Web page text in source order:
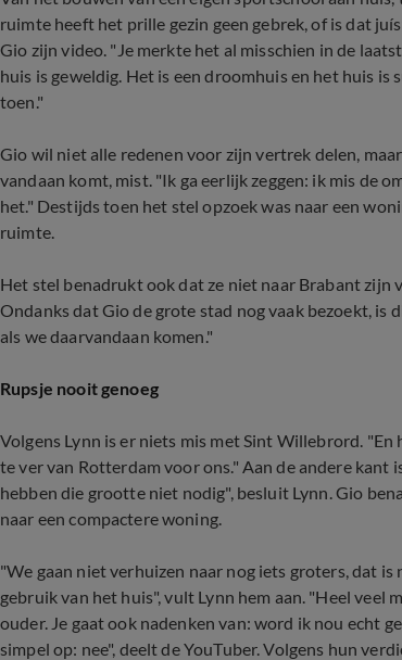
ruimte heeft het prille gezin geen gebrek, of is dat
Gio zijn video. "Je merkte het al misschien in de
huis is geweldig. Het is een droomhuis en het huis
toen."
Gio wil niet alle redenen voor zijn vertrek delen,
vandaan komt, mist. "Ik ga eerlijk zeggen: ik mis de
het." Destijds toen het stel opzoek was naar een
ruimte.
Het stel benadrukt ook dat ze niet naar Brabant
Ondanks dat Gio de grote stad nog vaak bezoekt, is
als we daarvandaan komen."
Rupsje nooit genoeg
Volgens Lynn is er niets mis met Sint Willebrord.
te ver van Rotterdam voor ons." Aan de andere
hebben die grootte niet nodig", besluit Lynn. Gio
naar een compactere woning.
"We gaan niet verhuizen naar nog iets groters, dat
gebruik van het huis", vult Lynn hem aan. "Heel
ouder. Je gaat ook nadenken van: word ik nou echt
simpel op: nee", deelt de YouTuber. Volgens hun